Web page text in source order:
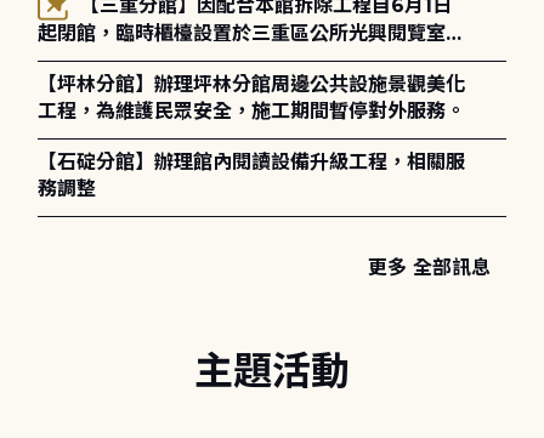
起閉館，臨時櫃檯設置於三重區公所光興閱覽室，
造成不便，敬請見諒。
【坪林分館】辦理坪林分館周邊公共設施景觀美化
工程，為維護民眾安全，施工期間暫停對外服務。
【石碇分館】辦理館內閱讀設備升級工程，相關服
務調整
更多 全部訊息
主題活動